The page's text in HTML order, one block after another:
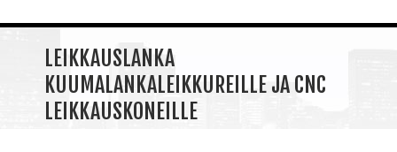
LEIKKAUSLANKA
KUUMALANKALEIKKUREILLE JA CNC
LEIKKAUSKONEILLE